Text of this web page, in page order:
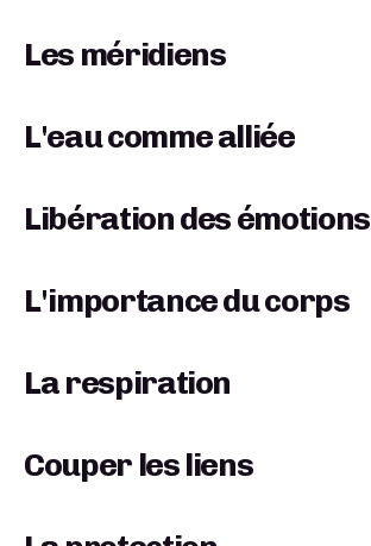
Les méridiens
L'eau comme alliée
Libération des émotions
L'importance du corps
La respiration
Couper les liens